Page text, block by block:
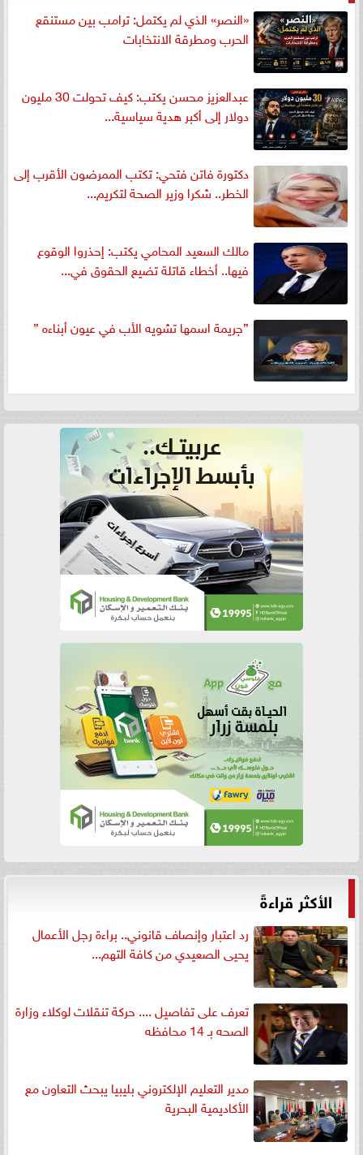
«النصر» الذي لم يكتمل: ترامب بين مستنقع
الحرب ومطرقة الانتخابات
عبدالعزيز محسن يكتب: كيف تحولت 30 مليون
دولار إلى أكبر هدية سياسية...
دكتورة فاتن فتحي: تكتب الممرضون الأقرب إلى
الخطر.. شكرا وزير الصحة لتكريم...
مالك السعيد المحامي يكتب: إحذروا الوقوع
فيها.. أخطاء قاتلة تضيع الحقوق في...
”جريمة اسمها تشويه الأب في عيون أبناءه ”
الأكثر قراءةً
رد اعتبار وإنصاف قانوني.. براءة رجل الأعمال
يحيى الصعيدي من كافة التهم...
تعرف على تفاصيل .... حركة تنقلات لوكلاء وزارة
الصحه بـ 14 محافظه
مدير التعليم الإلكتروني بليبيا يبحث التعاون مع
الأكاديمية البحرية